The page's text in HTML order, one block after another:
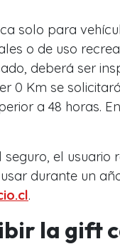
solo para
o de uso
deberá ser
0 Km se
a 48 horas.
el usuario
durante un
.
la gift